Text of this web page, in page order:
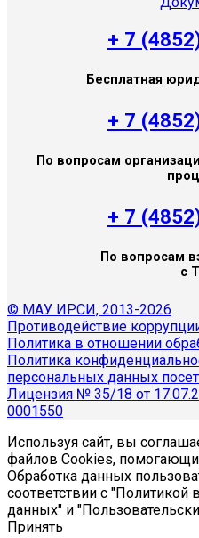
+ 7
Бесплатная
+ 7
По вопросам
+ 7
По вопросам
с
© МАУ ИРСИ, 2013-2026
Противодействие
Политика в отношении
Политика
персональных данных
Лицензия № 35/18 от
0001550
Используя сайт, вы
файлов Cookies,
Обработка данных
соответствии с
данных" и
Принять